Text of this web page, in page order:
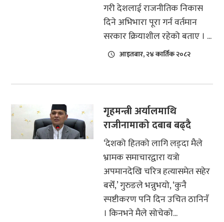
गरी देशलाई राजनीतिक निकास
दिने अभिभारा पूरा गर्न वर्तमान
सरकार क्रियाशील रहेको बताए । ...
आइतबार, २४ कार्तिक २०८२
गृहमन्त्री अर्यालमाथि
राजीनामाको दबाब बढ्दै
‘देशको हितको लागि लड्दा मैले
भ्रामक समाचारद्वारा यत्रो
अपमानदेखि चरित्र हत्यासमेत सहेर
बसेँ,’ गुरुङले भन्नुभयो, ‘कुनै
स्पष्टीकरण पनि दिन उचित ठानिनँ
। किनभने मैले सोचेको...